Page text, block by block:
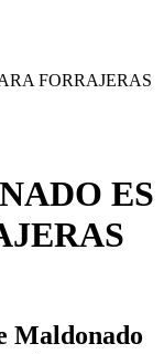
ES
Maldonado